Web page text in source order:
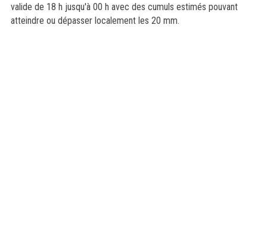
valide de 18 h jusqu'à 00 h avec des cumuls estimés pouvant
atteindre ou dépasser localement les 20 mm.